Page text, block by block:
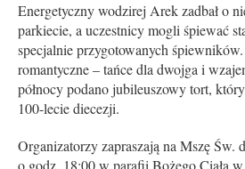
Energetyczny wodzirej Arek zadbał o
parkiecie, a uczestnicy mogli śpiewać
specjalnie przygotowanych
romantyczne – tańce dla dwojga i
północy podano jubileuszowy tort,
100-lecie diecezji.
Organizatorzy zapraszają na Mszę Św.
o godz. 18:00 w parafii Bożego Ciała